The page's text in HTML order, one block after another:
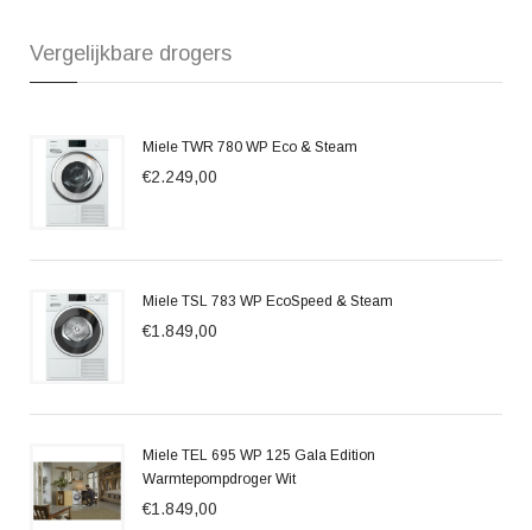
Vergelijkbare drogers
Miele TWR 780 WP Eco & Steam
€2.249,00
Miele TSL 783 WP EcoSpeed & Steam
€1.849,00
Miele TEL 695 WP 125 Gala Edition
Warmtepompdroger Wit
€1.849,00